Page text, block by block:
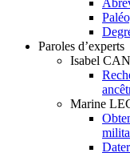
Paroles d’experts
Isabel
Marine